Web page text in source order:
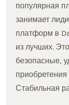
популярная
занимает
платформ в
из лучших.
безопасные,
Стабильная